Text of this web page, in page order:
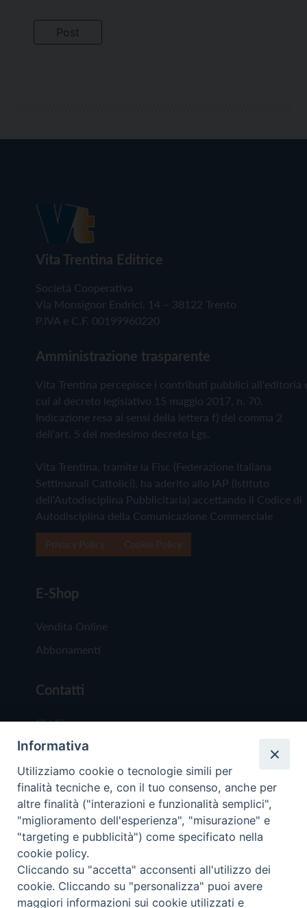
Vita Trentina Editrice
Società Cooperativa
Via Monsignor Endrici, 14 – 38122 Trento
P.IVA e C.F. 00199960220
Amministrazione trasparente
Vita Trentina percepisce i contributi pubblici all'editoria
cui al decreto legislativo 15 maggio 2017, n. 70.
Indicazione resa ai sensi della lettera f) del comma 2
dell'art. 5 del medesimo decreto Lgs.
Vita Trentina, tramite la Fisc (Federazione Italiana
Settimanali Cattolici), ha aderito allo IAP (Istituto
dell'Autodisciplina Pubblicitaria) accettando il Codice di
Autodisciplina della Comunicazione Commerciale
E-Shop
Vendita Online
Abbonamenti
Contatti
Chi Siamo
Redazione
Scrivici
Copyright © 2019 - Tutti i diritti riservati - Vita
Trentina Editrice
Informativa
Utilizziamo cookie o tecnologie simili per
finalità tecniche e, con il tuo consenso, anche per
altre finalità ("interazioni e funzionalità semplici",
"miglioramento dell'esperienza", "misurazione" e
"targeting e pubblicità") come specificato nella
cookie policy.
Cliccando su "accetta" acconsenti all'utilizzo dei
cookie. Cliccando su "personalizza" puoi avere
maggiori informazioni sui cookie utilizzati e